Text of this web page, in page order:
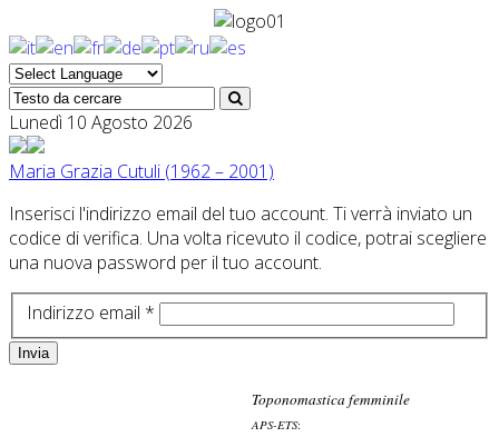
Lunedì 10 Agosto 2026
Maria Grazia Cutuli (1962 – 2001)
Inserisci l'indirizzo email del tuo account. Ti verrà inviato un
codice di verifica. Una volta ricevuto il codice, potrai scegliere
una nuova password per il tuo account.
Indirizzo email *
Invia
Toponomastica femminile
APS-ETS: